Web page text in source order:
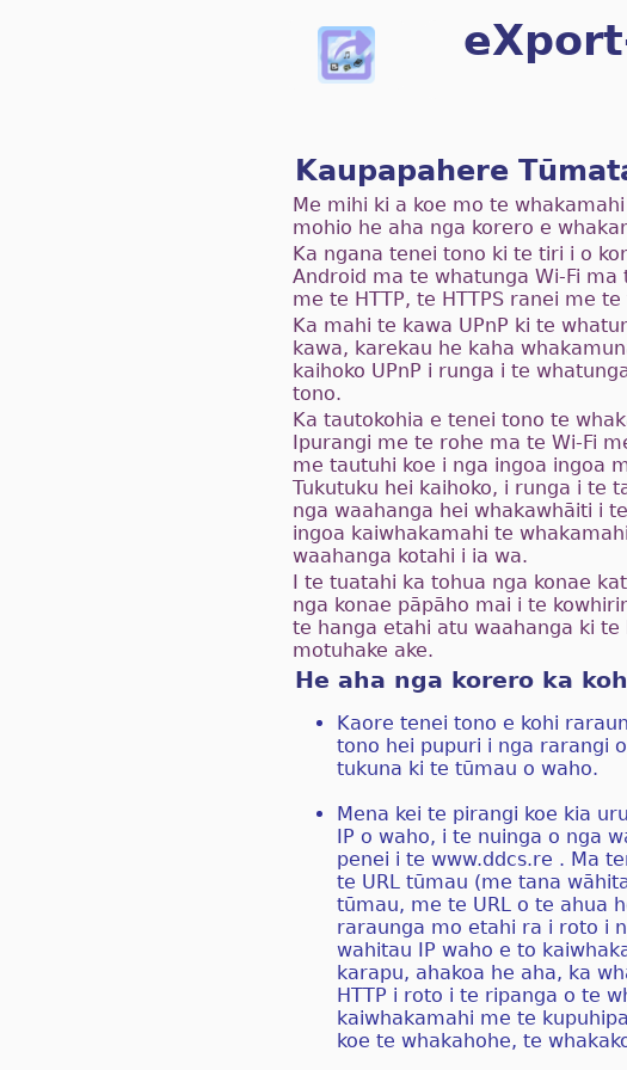
Kaupapahere
Me mihi ki a koe mo te
mohio he aha nga korero e
Ka ngana tenei tono ki te tiri i o
Android ma te whatunga Wi-Fi
me te HTTP, te HTTPS ranei me
Ka mahi te kawa UPnP ki te
kawa, karekau he kaha
kaihoko UPnP i runga i te
tono.
Ka tautokohia e tenei tono te
Ipurangi me te rohe ma te Wi-Fi
me tautuhi koe i nga ingoa ingoa
Tukutuku hei kaihoko, i runga i te
nga waahanga hei whakawhāiti i
ingoa kaiwhakamahi te
waahanga kotahi i ia wa.
I te tuatahi ka tohua nga konae
nga konae pāpāho mai i te
te hanga etahi atu waahanga ki
motuhake ake.
He aha nga korero ka
Kaore tenei tono e kohi
tono hei pupuri i nga rarangi
tukuna ki te tūmau o waho.
Mena kei te pirangi koe kia
IP o waho, i te nuinga o nga
penei i te www.ddcs.re . Ma
te URL tūmau (me tana
tūmau, me te URL o te ahua
raraunga mo etahi ra i roto i
wahitau IP waho e to
karapu, ahakoa he aha, ka
HTTP i roto i te ripanga o te
kaiwhakamahi me te
koe te whakahohe, te